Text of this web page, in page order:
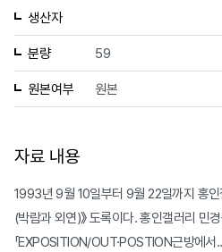
생산자
분량 59
원본여부 원본
자료 내용
1993년 9월 10일부터 9월 22일까지 홍
(박람과 외연)》 도록이다. 홍인갤러리 민
「EXPOSITION/OUT·POSTION근방에서